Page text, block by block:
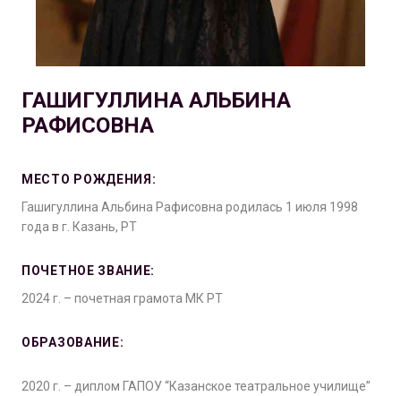
ГАШИГУЛЛИНА АЛЬБИНА
РАФИСОВНА
МЕСТО РОЖДЕНИЯ:
Гашигуллина Альбина Рафисовна родилась 1 июля 1998
года в г. Казань, РТ
ПОЧЕТНОЕ ЗВАНИЕ:
2024 г. – почетная грамота МК РТ
ОБРАЗОВАНИЕ:
2020 г. – диплом ГАПОУ “Казанское театральное училище”